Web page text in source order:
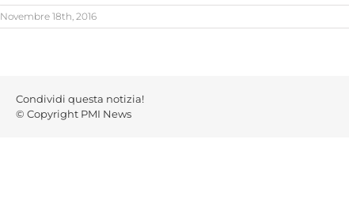
Novembre 18th, 2016
Condividi questa notizia!
© Copyright PMI News